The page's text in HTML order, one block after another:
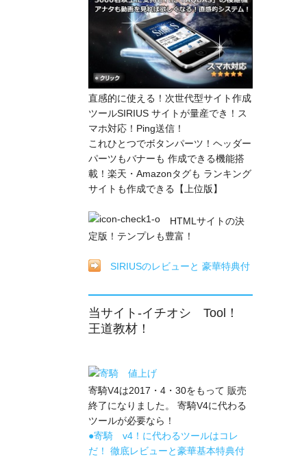
直感的に使える！次世代型サイト作成
ツールSIRIUS サイトが量産でき！ス
マホ対応！Ping送信！
これひとつでボタンパーツ！ヘッダー
パーツもバナーも 作成できる機能搭
載！楽天・Amazonタグも ランキング
サイトも作成できる【上位版】
HTMLサイトの決
定版！テンプレも豊富！
SIRIUSのレビューと 豪華特典付
当サイト-イチオシ Tool！
王道教材！
寄騎V4は2017・4・30をもって 販売
終了になりました。 寄騎V4に代わる
ツールが必要なら！
●寄騎 v4！に代わるツールはコレ
だ！ 徹底レビューと豪華基本特典付